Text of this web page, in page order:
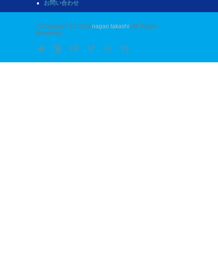
お問い合わせ
© Copyright 2015 by nagao takashi . All Rights
Reserved.